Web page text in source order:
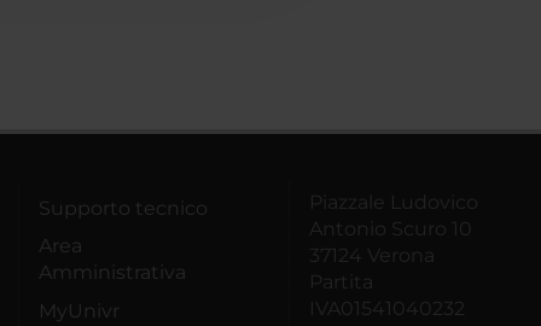
Supporto tecnico
Area
Amministrativa
MyUnivr
Piazzale Ludovico
Antonio Scuro 10
37124 Verona
Partita
IVA01541040232